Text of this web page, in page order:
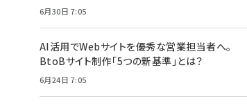
6月30日 7:05
AI活用でWebサイトを優秀な営業担当者へ。
BtoBサイト制作「5つの新基準」とは？
6月24日 7:05